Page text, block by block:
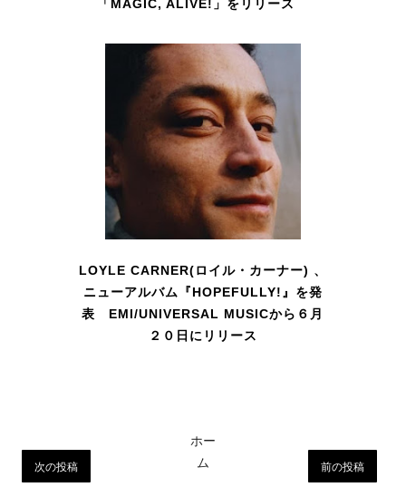
「MAGIC, ALIVE!」をリリース
LOYLE CARNER(ロイル・カーナー) 、
ニューアルバム『HOPEFULLY!』を発
表 EMI/UNIVERSAL MUSICから６月
２０日にリリース
次の投稿 前の投稿
ホー
ム